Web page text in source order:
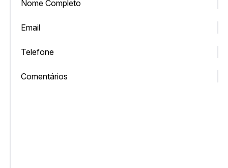
Nome Completo
Email
Telefone
Comentários